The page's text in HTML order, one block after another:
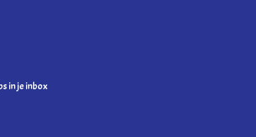
in je inbox